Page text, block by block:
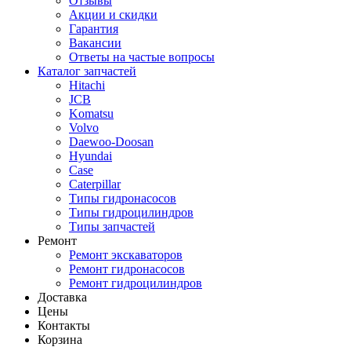
Акции и скидки
Гарантия
Вакансии
Ответы на частые вопросы
Каталог запчастей
Hitachi
JCB
Komatsu
Volvo
Daewoo-Doosan
Hyundai
Case
Caterpillar
Типы гидронасосов
Типы гидроцилиндров
Типы запчастей
Ремонт
Ремонт экскаваторов
Ремонт гидронасосов
Ремонт гидроцилиндров
Доставка
Цены
Контакты
Корзина